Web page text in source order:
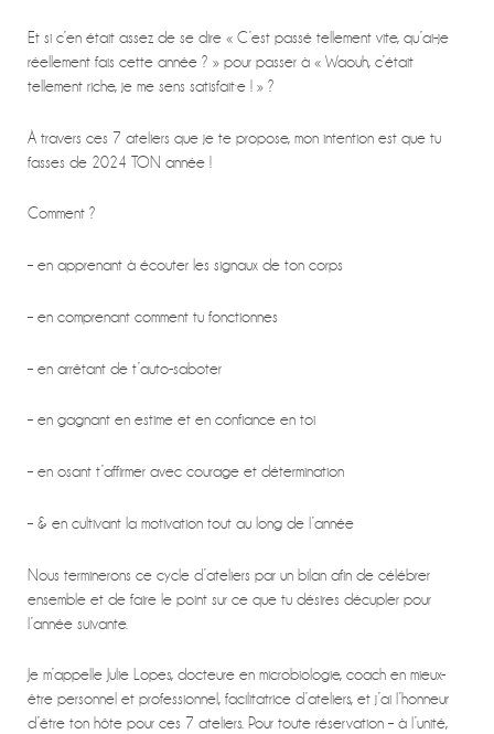
Et si c’en était assez de se dire « C’est passé tellement vite, qu’ai-je
réellement fais cette année ? » pour passer à « Waouh, c’était
tellement riche, je me sens satisfait·e ! » ?
À travers ces 7 ateliers que je te propose, mon intention est que tu
fasses de 2024 TON année !
Comment ?
– en apprenant à écouter les signaux de ton corps
– en comprenant comment tu fonctionnes
– en arrêtant de t’auto-saboter
– en gagnant en estime et en confiance en toi
– en osant t’affirmer avec courage et détermination
– & en cultivant la motivation tout au long de l’année
Nous terminerons ce cycle d’ateliers par un bilan afin de célébrer
ensemble et de faire le point sur ce que tu désires décupler pour
l’année suivante.
Je m’appelle Julie Lopes, docteure en microbiologie, coach en mieux-
être personnel et professionnel, facilitatrice d’ateliers, et j’ai l’honneur
d’être ton hôte pour ces 7 ateliers. Pour toute réservation – à l’unité,